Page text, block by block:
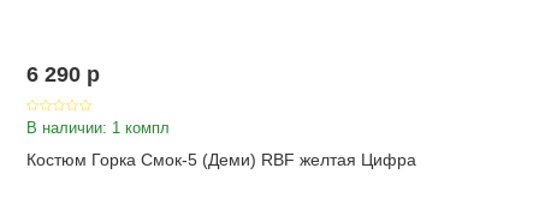
6 290 p
В наличии: 1 компл
Костюм Горка Смок-5 (Деми) RBF желтая Цифра